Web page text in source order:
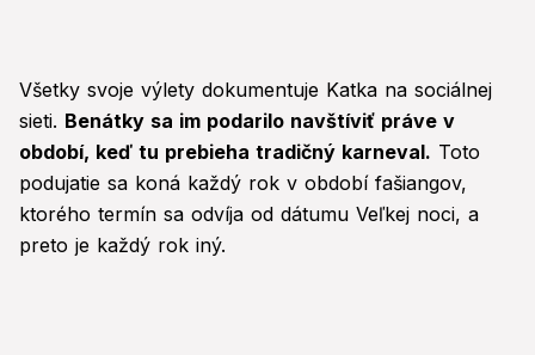
Všetky svoje výlety dokumentuje Katka na sociálnej
sieti. Benátky sa im podarilo navštíviť práve v
období, keď tu prebieha tradičný karneval. Toto
podujatie sa koná každý rok v období fašiangov,
ktorého termín sa odvíja od dátumu Veľkej noci, a
preto je každý rok iný.